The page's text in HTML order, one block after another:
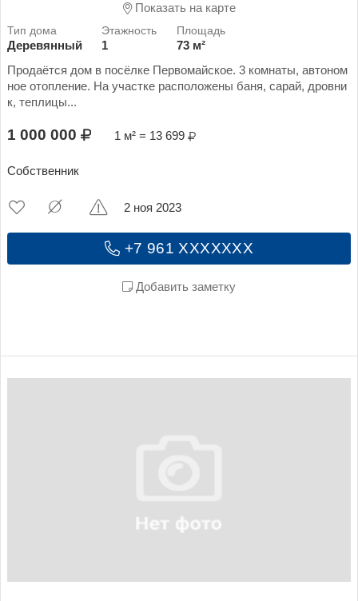
Показать на карте
Деревянный 1
73 м²
Продаётся дом в посёлке Первомайское. 3 комнаты, автоном
ное отопление. На участке расположены баня, сарай, дровни
к, теплицы...
1 000 000 1 м² = 13 699
Собственник
+7 961 XXXXXXX
Добавить заметку
2 ноя 2023